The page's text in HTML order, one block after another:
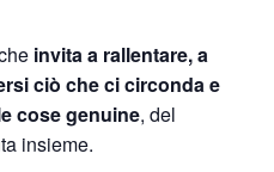
invita a rallentare, a
ciò che ci circonda e
cose genuine, del
insieme.